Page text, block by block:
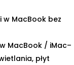
MacBook bez
MacBook / iMac–
płyt